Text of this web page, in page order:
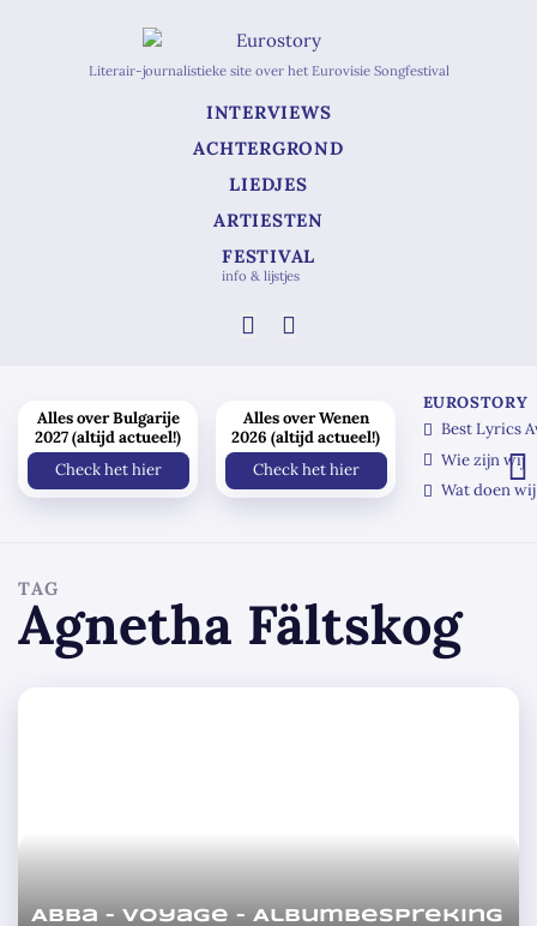
Literair-journalistieke site over het Eurovisie Songfestival
INTERVIEWS
ACHTERGROND
LIEDJES
ARTIESTEN
FESTIVAL
info & lijstjes
TAG
Agnetha Fältskog
Abba – Voyage – Albumbespreking
Alles over Bulgarije
2027 (altijd actueel!)
Check het hier
Alles over Wenen
2026 (altijd actueel!)
Check het hier
EUROSTORY
Best Lyrics
Wie zijn wij
Wat doen wij